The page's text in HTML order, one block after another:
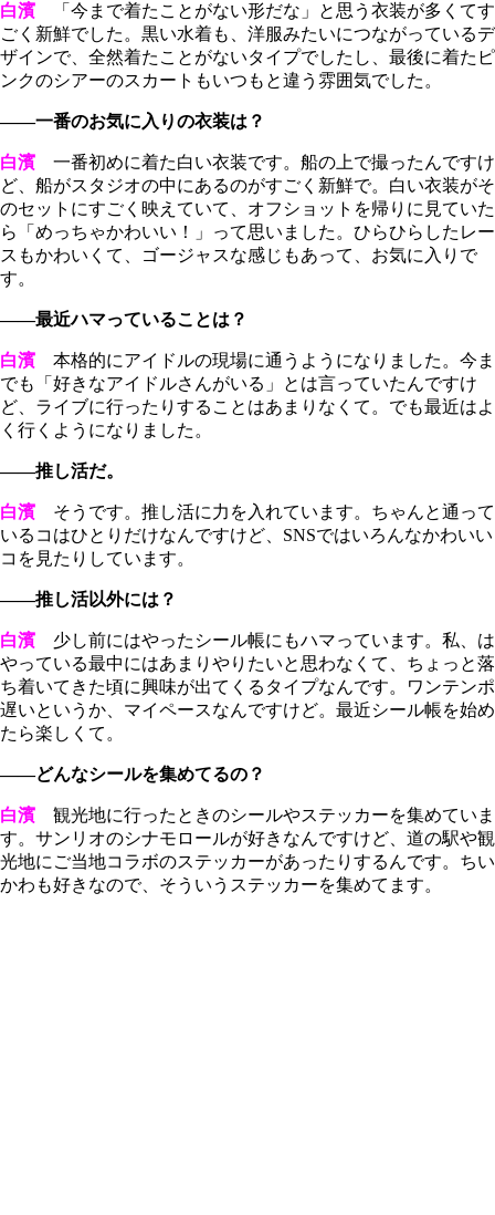
白濱 「今まで着たことがない形だな」と思う衣装が多くてす
ごく新鮮でした。黒い水着も、洋服みたいにつながっているデ
ザインで、全然着たことがないタイプでしたし、最後に着たピ
ンクのシアーのスカートもいつもと違う雰囲気でした。
――一番のお気に入りの衣装は？
白濱 一番初めに着た白い衣装です。船の上で撮ったんですけ
ど、船がスタジオの中にあるのがすごく新鮮で。白い衣装がそ
のセットにすごく映えていて、オフショットを帰りに見ていた
ら「めっちゃかわいい！」って思いました。ひらひらしたレー
スもかわいくて、ゴージャスな感じもあって、お気に入りで
す。
――最近ハマっていることは？
白濱 本格的にアイドルの現場に通うようになりました。今ま
でも「好きなアイドルさんがいる」とは言っていたんですけ
ど、ライブに行ったりすることはあまりなくて。でも最近はよ
く行くようになりました。
――推し活だ。
白濱 そうです。推し活に力を入れています。ちゃんと通って
いるコはひとりだけなんですけど、SNSではいろんなかわいい
コを見たりしています。
――推し活以外には？
白濱 少し前にはやったシール帳にもハマっています。私、は
やっている最中にはあまりやりたいと思わなくて、ちょっと落
ち着いてきた頃に興味が出てくるタイプなんです。ワンテンポ
遅いというか、マイペースなんですけど。最近シール帳を始め
たら楽しくて。
――どんなシールを集めてるの？
白濱 観光地に行ったときのシールやステッカーを集めていま
す。サンリオのシナモロールが好きなんですけど、道の駅や観
光地にご当地コラボのステッカーがあったりするんです。ちい
かわも好きなので、そういうステッカーを集めてます。